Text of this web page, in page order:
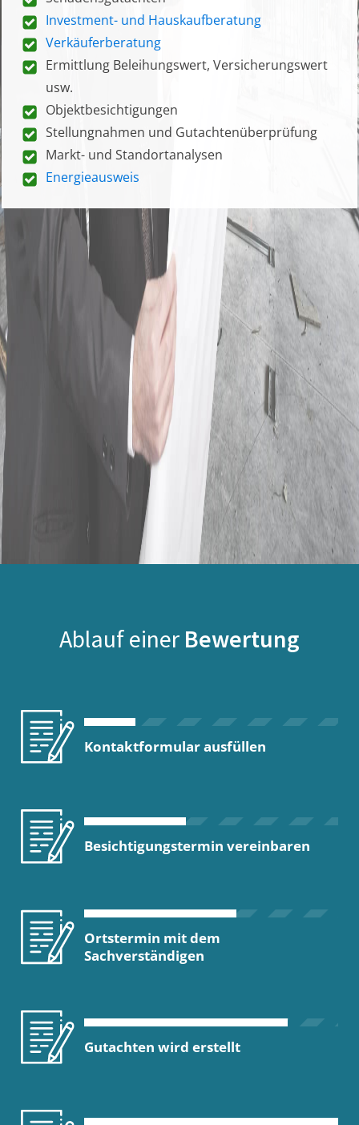
Investment- und Hauskaufberatung
Verkäuferberatung
Ermittlung Beleihungswert, Versicherungswert
usw.
Objektbesichtigungen
Stellungnahmen und Gutachtenüberprüfung
Markt- und Standortanalysen
Energieausweis
Ablauf einer Bewertung
Kontaktformular ausfüllen
Besichtigungstermin vereinbaren
Ortstermin mit dem
Sachverständigen
Gutachten wird erstellt